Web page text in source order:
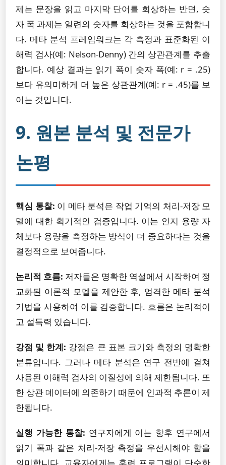
제는 문장을 읽고 마지막 단어를 회상하는 반면, 숫
자 폭 과제는 일련의 숫자를 회상하는 것을 포함합니
다. 메타 분석 프레임워크는 각 측정과 표준화된 이
해력 검사(예: Nelson-Denny) 간의 상관관계를 추출
합니다. 예상 결과는 읽기 폭이 숫자 폭(예: r = .25)
보다 유의미하게 더 높은 상관관계(예: r = .45)를 보
이는 것입니다.
9. 원본 분석 및 전문가
논평
핵심 통찰: 이 메타 분석은 작업 기억의 처리-저장 모
델에 대한 획기적인 검증입니다. 이는 인지 용량 자
체보다 용량을 측정하는 방식이 더 중요하다는 것을
결정적으로 보여줍니다.
논리적 흐름: 저자들은 명확한 역설에서 시작하여 정
교화된 이론적 모델을 제안한 후, 엄격한 메타 분석
기법을 사용하여 이를 검증합니다. 흐름은 논리적이
고 설득력 있습니다.
강점 및 한계: 강점은 큰 표본 크기와 측정의 명확한
분류입니다. 그러나 메타 분석은 연구 전반에 걸쳐
사용된 이해력 검사의 이질성에 의해 제한됩니다. 또
한 상관 데이터에 의존하기 때문에 인과적 추론이 제
한됩니다.
실행 가능한 통찰: 연구자에게 이는 향후 연구에서
읽기 폭과 같은 처리-저장 측정을 우선시해야 함을